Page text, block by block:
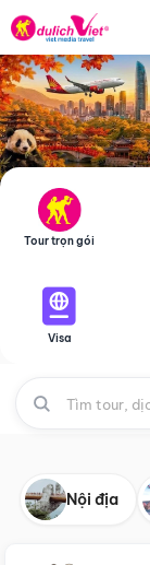
Tour trọn gói
Visa
Nội địa